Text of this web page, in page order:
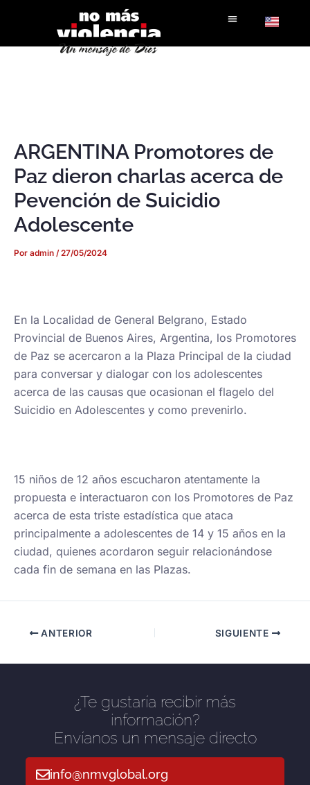
contenido
ARGENTINA Promotores de
Paz dieron charlas acerca de
Pevención de Suicidio
Adolescente
Por admin /27/05/2024
En la Localidad de General Belgrano, Estado
Provincial de Buenos Aires, Argentina, los Promotores
de Paz se acercaron a la Plaza Principal de la ciudad
para conversar y dialogar con los adolescentes
acerca de las causas que ocasionan el flagelo del
Suicidio en Adolescentes y como prevenirlo.
15 niños de 12 años escucharon atentamente la
propuesta e interactuaron con los Promotores de Paz
acerca de esta triste estadística que ataca
principalmente a adolescentes de 14 y 15 años en la
ciudad, quienes acordaron seguir relacionándose
cada fin de semana en las Plazas.
ANTERIOR SIGUIENTE
¿Te gustaría recibir más
información?
Envíanos un mensaje directo
info@nmvglobal.org